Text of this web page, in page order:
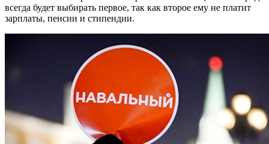
всегда будет выбирать первое, так как второе ему не платит
зарплаты, пенсии и стипендии.